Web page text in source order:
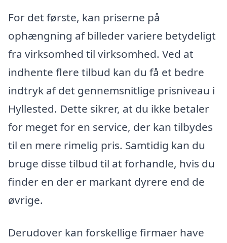
For det første, kan priserne på
ophængning af billeder variere betydeligt
fra virksomhed til virksomhed. Ved at
indhente flere tilbud kan du få et bedre
indtryk af det gennemsnitlige prisniveau i
Hyllested. Dette sikrer, at du ikke betaler
for meget for en service, der kan tilbydes
til en mere rimelig pris. Samtidig kan du
bruge disse tilbud til at forhandle, hvis du
finder en der er markant dyrere end de
øvrige.
Derudover kan forskellige firmaer have